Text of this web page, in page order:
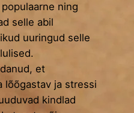
ning
selle abil
uuringud selle
et
lõõgastav ja stressi
kindlad